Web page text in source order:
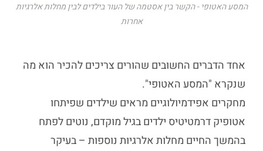
המסע האטופי - הקשר בין אסטמה של העור בילדים לבין מחלות אלרגיות
אחרות
אחד הדברים החשובים שהורים צריכים להכיר הוא מה
שנקרא "המסע האטופי".
מחקרים אפידמיולוגיים מראים שילדים שפיתחו
אטופיק דרמטיטיס ילדים בגיל מוקדם, נוטים לפתח
בהמשך החיים מחלות אלרגיות נוספות – בעיקר